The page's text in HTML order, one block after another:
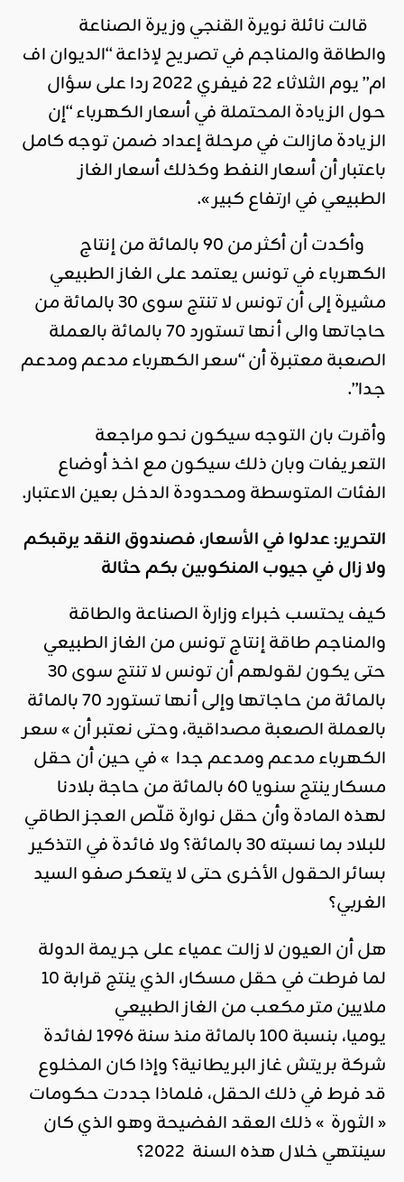
قالت نائلة نويرة القنجي وزيرة الصناعة
والطاقة والمناجم في تصريح لإذاعة “الديوان اف
ام” يوم الثلاثاء 22 فيفري 2022 ردا على سؤال
حول الزيادة المحتملة في أسعار الكهرباء “إن
الزيادة مازالت في مرحلة إعداد ضمن توجه كامل
باعتبار أن أسعار النفط وكذلك أسعار الغاز
الطبيعي في ارتفاع كبير ».
وأكدت أن أكثر من 90 بالمائة من إنتاج
الكهرباء في تونس يعتمد على الغاز الطبيعي
مشيرة إلى أن تونس لا تنتج سوى 30 بالمائة من
حاجاتها والى أنها تستورد 70 بالمائة بالعملة
الصعبة معتبرة أن “سعر الكهرباء مدعم ومدعم
جدا”.
وأقرت بان التوجه سيكون نحو مراجعة
التعريفات وبان ذلك سيكون مع اخذ أوضاع
الفئات المتوسطة ومحدودة الدخل بعين الاعتبار.
التحرير: عدلوا في الأسعار، فصندوق النقد يرقبكم
ولا زال في جيوب المنكوبين بكم حثالة
كيف يحتسب خبراء وزارة الصناعة والطاقة
والمناجم طاقة إنتاج تونس من الغاز الطبيعي
حتى يكون لقولهم أن تونس لا تنتج سوى 30
بالمائة من حاجاتها وإلى أنها تستورد 70 بالمائة
بالعملة الصعبة مصداقية، وحتى نعتبر أن » سعر
الكهرباء مدعم ومدعم جدا » في حين أن حقل
مسكار ينتج سنويا 60 بالمائة من حاجة بلادنا
لهذه المادة وأن حقل نوارة قلّص العجز الطاقي
للبلاد بما نسبته 30 بالمائة؟ ولا فائدة في التذكير
بسائر الحقول الأخرى حتى لا يتعكر صفو السيد
الغربي؟
هل أن العيون لا زالت عمياء على جريمة الدولة
لما فرطت في حقل مسكار، الذي ينتج قرابة 10
ملايين متر مكعب من الغاز الطبيعي
يوميا، بنسبة 100 بالمائة منذ سنة 1996 لفائدة
شركة بريتش غاز البريطانية؟ وإذا كان المخلوع
قد فرط في ذلك الحقل، فلماذا جددت حكومات
« الثورة » ذلك العقد الفضيحة وهو الذي كان
سينتهي خلال هذه السنة 2022؟